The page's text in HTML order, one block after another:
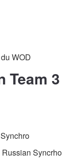
WOD
Team 3
Syncrho